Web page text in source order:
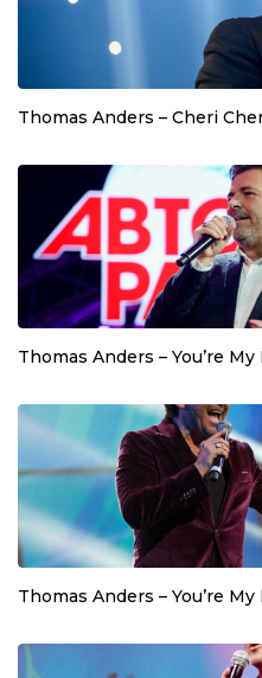
Thomas Anders – Cheri
Thomas Anders – You’re
Thomas Anders – You’re My